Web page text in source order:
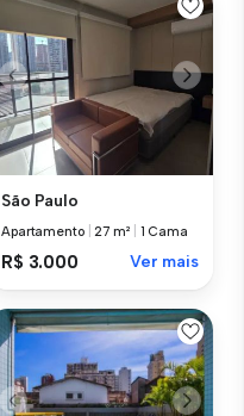
São Paulo
Apartamento |27 m² 1 Cama
R$ 3.000 Ver mais